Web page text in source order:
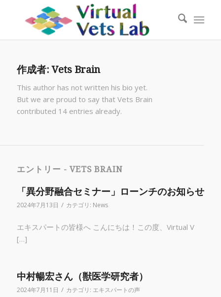
作成者:Vets Brain
This author has not written his bio yet.
But we are proud to say that Vets Brain
contributed 14 entries already.
エントリー - VETS BRAIN
「異分野融合セミナー」ローンチのお知らせ
2024年7月13日 / カテゴリ: News
エキスパートの皆様へ こんにちは！この度、Virtual V
[…]
中村暢宏さん（獣医学研究者）
2024年7月11日 / カテゴリ: エキスパートの声